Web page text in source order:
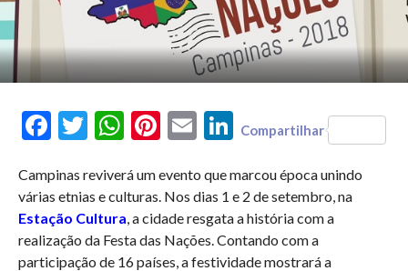
FacebookTwitterWhatsAppPinterest
Email LinkedIn
Compartilhar
Campinas reviverá um evento que marcou época unindo
várias etnias e culturas. Nos dias 1 e 2 de setembro, na
Estação Cultura, a cidade resgata a história com a
realização da Festa das Nações. Contando com a
participação de 16 países, a festividade mostrará a